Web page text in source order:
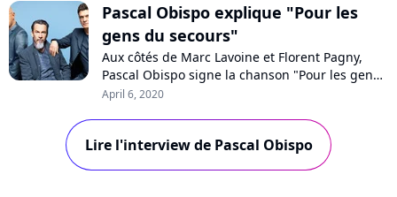
Pascal Obispo explique "Pour les
gens du secours"
Aux côtés de Marc Lavoine et Florent Pagny,
Pascal Obispo signe la chanson "Pour les gens
du secours", dédiée aux héros du quotidien qui
téléphone, le chanteur nous explique la
naissance de ce titre caritatif.
April 6, 2020
Lire l'interview de Pascal Obispo